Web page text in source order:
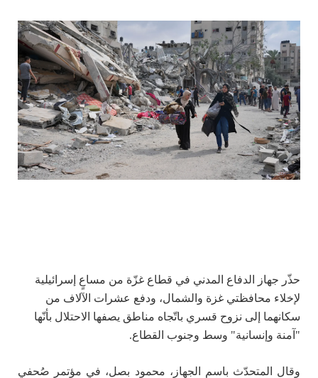
حذّر جهاز الدفاع المدني في قطاع غزّة من مساعٍ إسرائيلية
لإخلاء محافظتي غزة والشمال، ودفع عشرات الآلاف من
سكانهما إلى نزوح قسري باتّجاه مناطق يصفها الاحتلال بأنّها
"آمنة وإنسانية" وسط وجنوب القطاع.
وقال المتحدّث باسم الجهاز، محمود بصل، في مؤتمر صُحفي